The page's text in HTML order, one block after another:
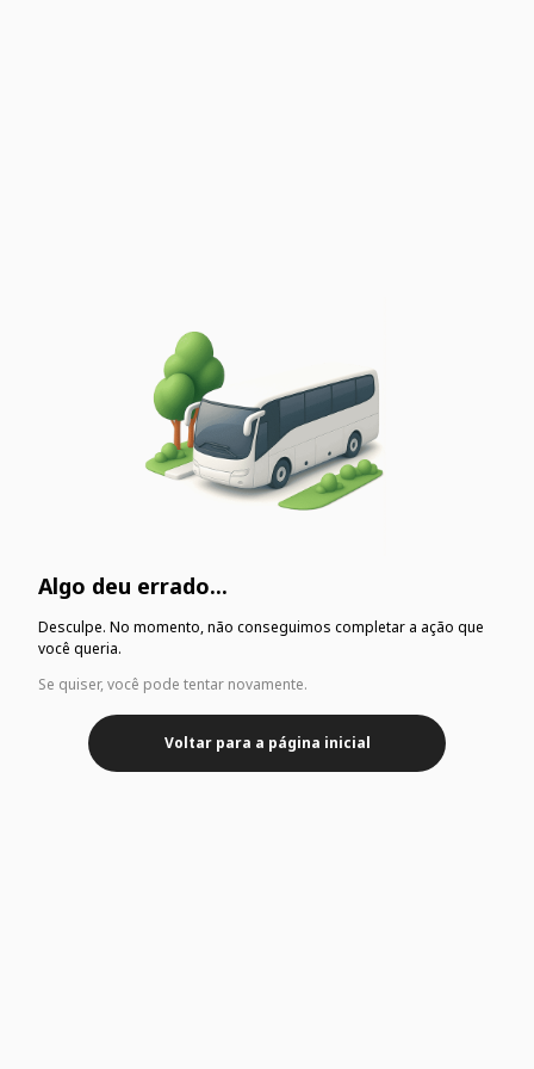
Algo deu errado...
Desculpe. No momento, não conseguimos completar a ação que
você queria.
Se quiser, você pode tentar novamente.
Voltar para a página inicial